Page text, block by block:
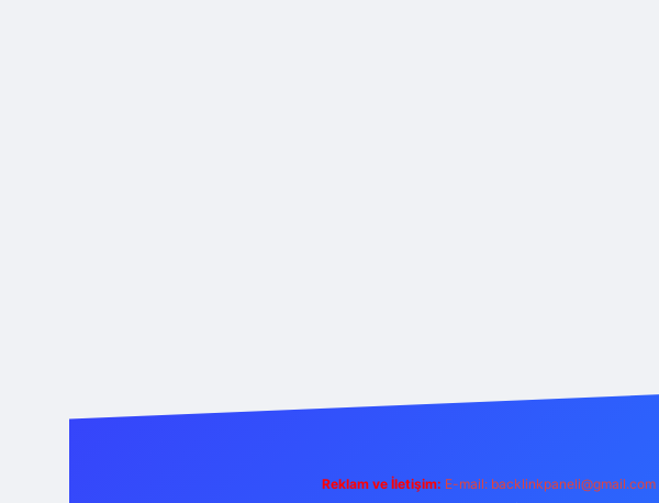
Reklam ve İletişim: E-mail: backlinkpaneli@gmail.com